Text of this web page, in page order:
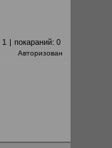
1 | покараний: 0
Авторизован